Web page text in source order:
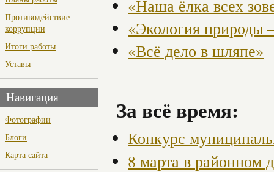
Противодействие
коррупции
Итоги работы
Уставы
Навигация
Фотографии
Блоги
Карта сайта
«Наша ёлка всех
«Экология природы
«Всё дело в шляпе»
За всё время:
Конкурс
8 марта в районном